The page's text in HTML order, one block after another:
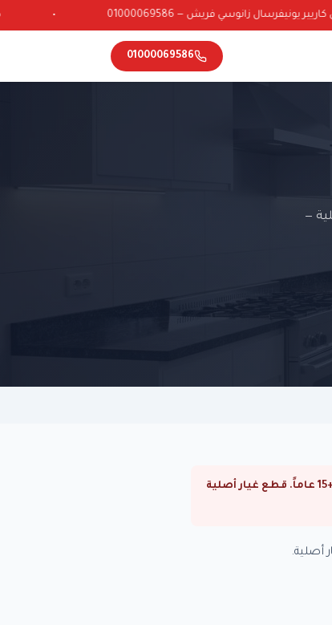
يونيفرسال زانوسي فريش — 01000069586
01000069586
—
⚠ صيانة سخانات زانوسي في المقطم. صيانة سخانات زانوسي في القاهرة والجيزة. فنيون متخصصون بخبرة +15 عاماً. قطع غيار أصلية
أصلية.